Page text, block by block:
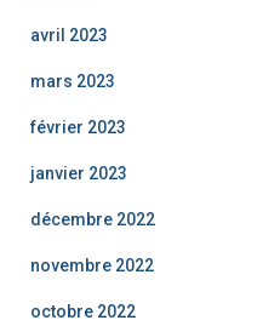
avril 2023
mars 2023
février 2023
janvier 2023
décembre 2022
novembre 2022
octobre 2022